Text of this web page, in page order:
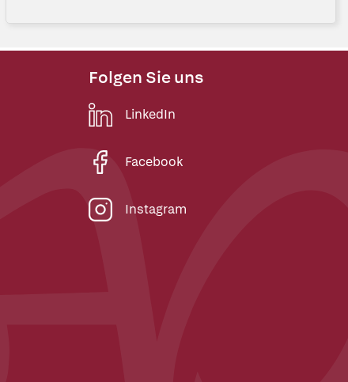
Folgen Sie uns
LinkedIn
Facebook
Instagram